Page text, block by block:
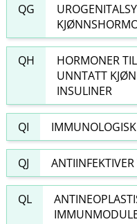
QG
QH
HORMONER
UNNTATT
INSULINER
QI
QJ
QL